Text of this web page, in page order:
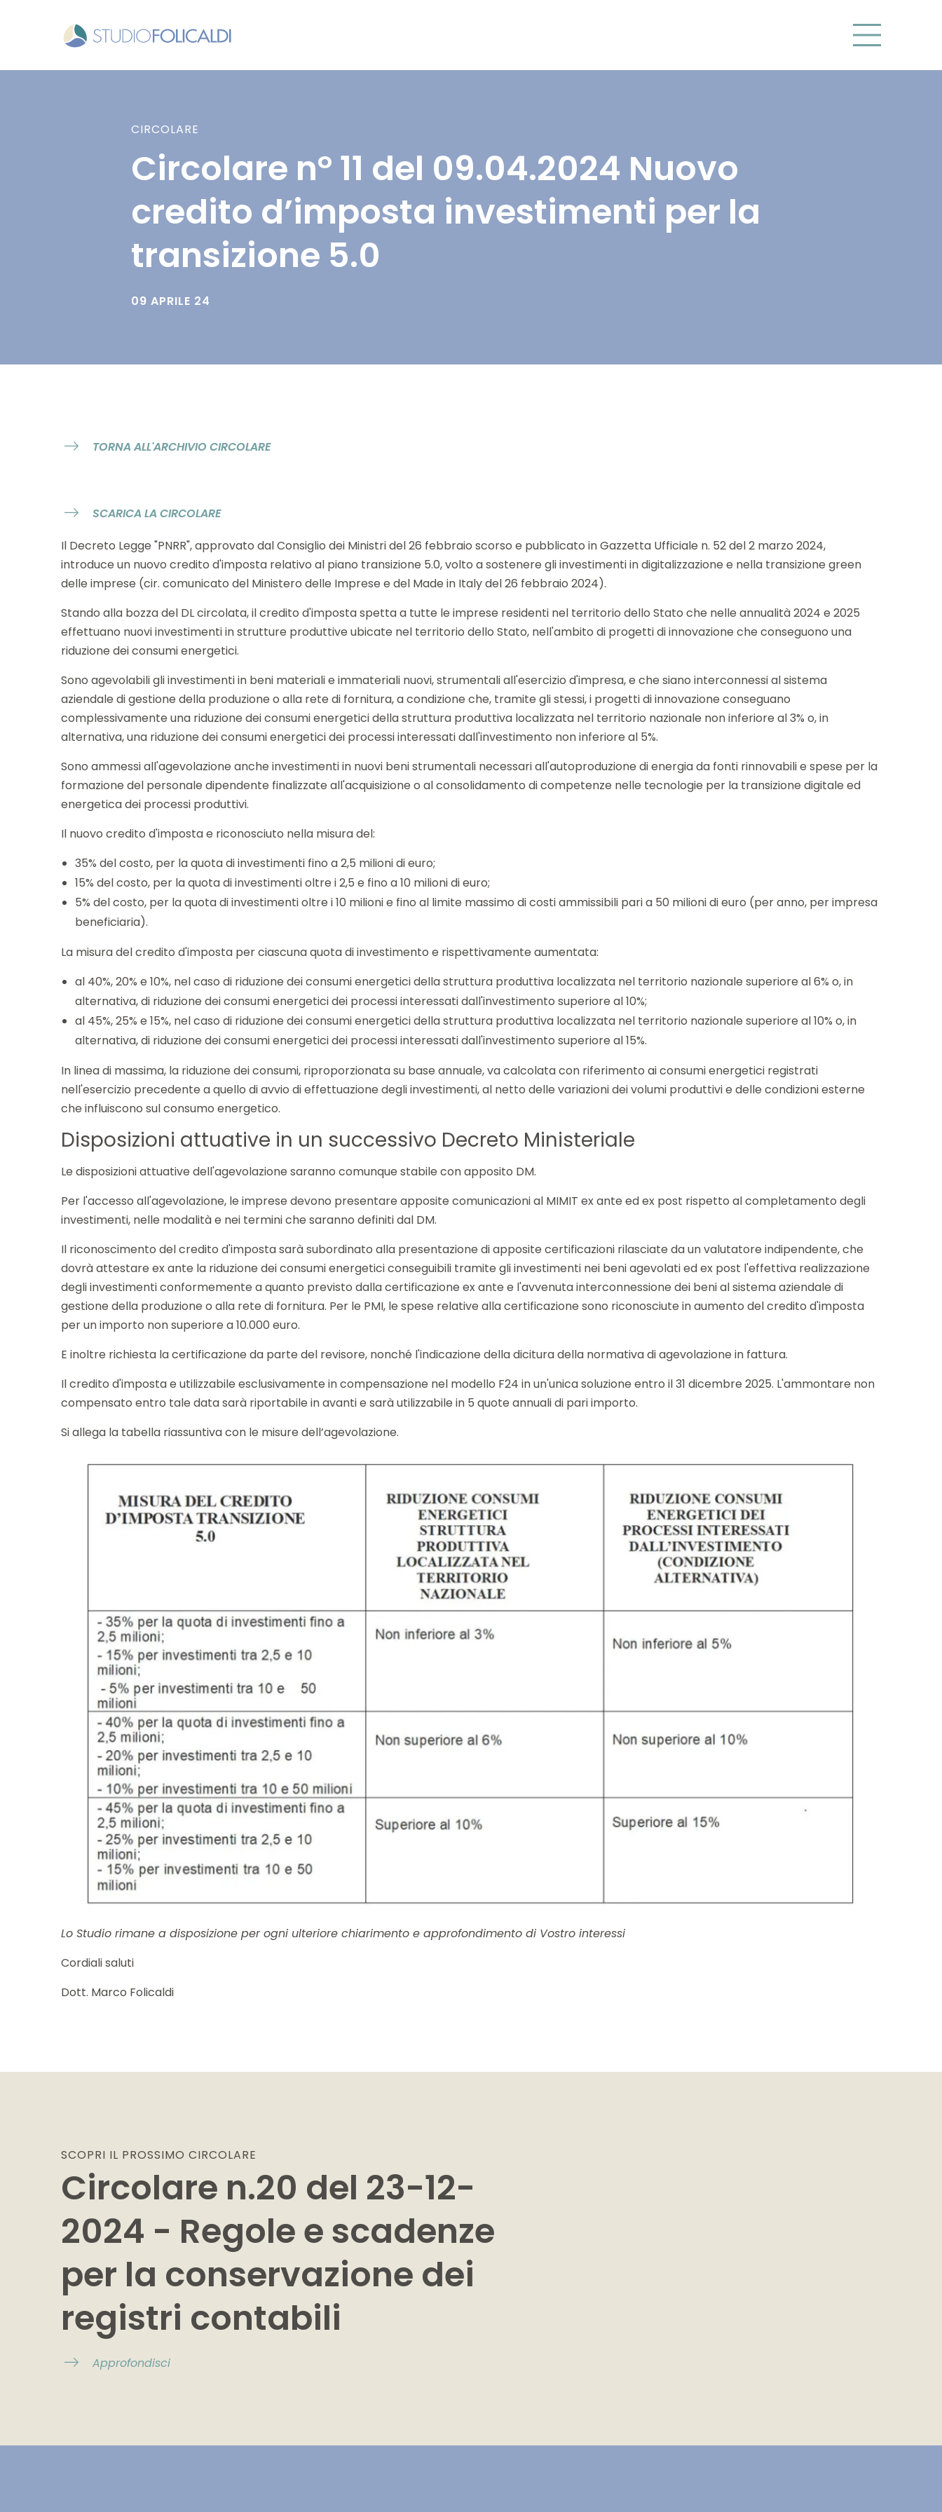
CIRCOLARE
Circolare n° 11 del 09.04.2024 Nuovo
credito d’imposta investimenti per la
transizione 5.0
09 APRILE 24
TORNA ALL'ARCHIVIO CIRCOLARE
SCARICA LA CIRCOLARE
Il Decreto Legge "PNRR", approvato dal Consiglio dei Ministri del 26 febbraio scorso e pubblicato in Gazzetta Ufficiale n. 52 del 2 marzo 2024,
introduce un nuovo credito d'imposta relativo al piano transizione 5.0, volto a sostenere gli investimenti in digitalizzazione e nella transizione green
delle imprese (cir. comunicato del Ministero delle Imprese e del Made in Italy del 26 febbraio 2024).
Stando alla bozza del DL circolata, il credito d'imposta spetta a tutte le imprese residenti nel territorio dello Stato che nelle annualità 2024 e 2025
effettuano nuovi investimenti in strutture produttive ubicate nel territorio dello Stato, nell'ambito di progetti di innovazione che conseguono una
riduzione dei consumi energetici.
Sono agevolabili gli investimenti in beni materiali e immateriali nuovi, strumentali all'esercizio d'impresa, e che siano interconnessi al sistema
aziendale di gestione della produzione o alla rete di fornitura, a condizione che, tramite gli stessi, i progetti di innovazione conseguano
complessivamente una riduzione dei consumi energetici della struttura produttiva localizzata nel territorio nazionale non inferiore al 3% o, in
alternativa, una riduzione dei consumi energetici dei processi interessati dall'investimento non inferiore al 5%.
Sono ammessi all'agevolazione anche investimenti in nuovi beni strumentali necessari all'autoproduzione di energia da fonti rinnovabili e spese per la
formazione del personale dipendente finalizzate all'acquisizione o al consolidamento di competenze nelle tecnologie per la transizione digitale ed
energetica dei processi produttivi.
Il nuovo credito d'imposta e riconosciuto nella misura del:
35% del costo, per la quota di investimenti fino a 2,5 milioni di euro;
15% del costo, per la quota di investimenti oltre i 2,5 e fino a 10 milioni di euro;
5% del costo, per la quota di investimenti oltre i 10 milioni e fino al limite massimo di costi ammissibili pari a 50 milioni di euro (per anno, per impresa
beneficiaria).
La misura del credito d'imposta per ciascuna quota di investimento e rispettivamente aumentata:
al 40%, 20% e 10%, nel caso di riduzione dei consumi energetici della struttura produttiva localizzata nel territorio nazionale superiore al 6% o, in
alternativa, di riduzione dei consumi energetici dei processi interessati dall'investimento superiore al 10%;
al 45%, 25% e 15%, nel caso di riduzione dei consumi energetici della struttura produttiva localizzata nel territorio nazionale superiore al 10% o, in
alternativa, di riduzione dei consumi energetici dei processi interessati dall'investimento superiore al 15%.
In linea di massima, la riduzione dei consumi, riproporzionata su base annuale, va calcolata con riferimento ai consumi energetici registrati
nell'esercizio precedente a quello di avvio di effettuazione degli investimenti, al netto delle variazioni dei volumi produttivi e delle condizioni esterne
che influiscono sul consumo energetico.
Disposizioni attuative in un successivo Decreto Ministeriale
Le disposizioni attuative dell'agevolazione saranno comunque stabile con apposito DM.
Per l'accesso all'agevolazione, le imprese devono presentare apposite comunicazioni al MIMIT ex ante ed ex post rispetto al completamento degli
investimenti, nelle modalità e nei termini che saranno definiti dal DM.
Il riconoscimento del credito d'imposta sarà subordinato alla presentazione di apposite certificazioni rilasciate da un valutatore indipendente, che
dovrà attestare ex ante la riduzione dei consumi energetici conseguibili tramite gli investimenti nei beni agevolati ed ex post l'effettiva realizzazione
degli investimenti conformemente a quanto previsto dalla certificazione ex ante e l'avvenuta interconnessione dei beni al sistema aziendale di
gestione della produzione o alla rete di fornitura. Per le PMI, le spese relative alla certificazione sono riconosciute in aumento del credito d'imposta
per un importo non superiore a 10.000 euro.
E inoltre richiesta la certificazione da parte del revisore, nonché l'indicazione della dicitura della normativa di agevolazione in fattura.
Il credito d'imposta e utilizzabile esclusivamente in compensazione nel modello F24 in un'unica soluzione entro il 31 dicembre 2025. L'ammontare non
compensato entro tale data sarà riportabile in avanti e sarà utilizzabile in 5 quote annuali di pari importo.
Si allega la tabella riassuntiva con le misure dell’agevolazione.
Lo Studio rimane a disposizione per ogni ulteriore chiarimento e approfondimento di Vostro interessi
Cordiali saluti
Dott. Marco Folicaldi
SCOPRI IL PROSSIMO CIRCOLARE
Circolare n.20 del 23-12-
2024 - Regole e scadenze
per la conservazione dei
registri contabili
Approfondisci